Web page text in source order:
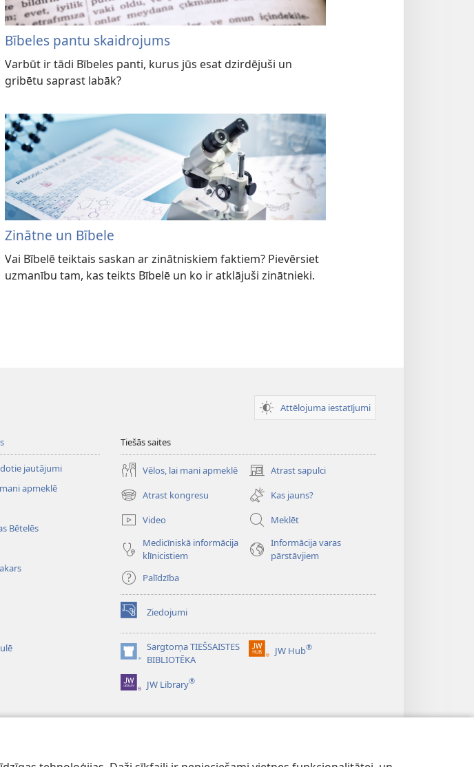
Bībeles pantu skaidrojums
Varbūt ir tādi Bībeles panti, kurus jūs esat dzirdējuši un
gribētu saprast labāk?
Zinātne un Bībele
Vai Bībelē teiktais saskan ar zinātniskiem faktiem? Pievērsiet
uzmanību tam, kas teikts Bībelē un ko ir atklājuši zinātnieki.
Attēlojuma iestatījumi
jautājumi
apmeklē
Bētelēs
Tiešās saites
Vēlos, lai mani apmeklē Atrast sapulci
(opens
new
window)
Atrast kongresu
(opens
new
window)
Kas jauns?
Video
Meklēt
Medicīniskā informācija
klīnicistiem
Informācija varas
pārstāvjiem
Palīdzība
Ziedojumi
(opens
new
window)Sargtorņa TIEŠSAISTES
BIBLIOTĒKA
(opens
new
window)
JW Hub®
(opens
JW Library®